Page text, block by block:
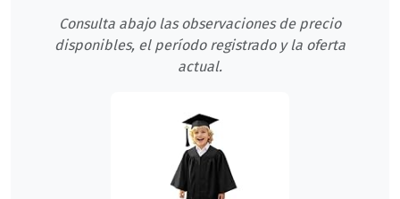
Consulta abajo las observaciones de precio
disponibles, el período registrado y la oferta
actual.